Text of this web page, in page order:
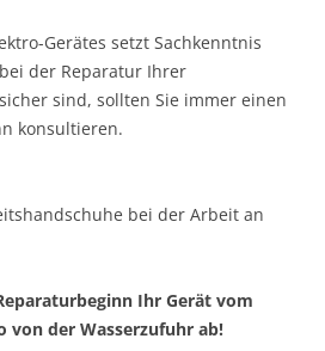
Gerätes setzt Sachkenntnis
der Reparatur Ihrer
sind, sollten Sie immer einen
konsultieren.
bei der Arbeit an
Ihr Gerät vom
von der Wasserzufuhr ab!